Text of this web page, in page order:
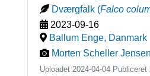
Dværgfalk (Falco
2023-09-16
Ballum Enge, Danmark
Morten Scheller Jensen
Uploadet 2024-04-04 Publiceret